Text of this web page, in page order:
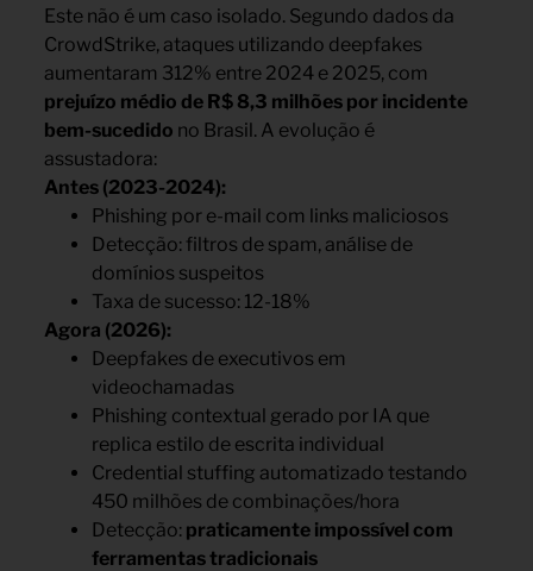
Este não é um caso isolado. Segundo dados da
CrowdStrike, ataques utilizando deepfakes
aumentaram 312% entre 2024 e 2025, com
prejuízo médio de R$ 8,3 milhões por incidente
bem-sucedido no Brasil. A evolução é
assustadora:
Antes (2023-2024):
Phishing por e-mail com links maliciosos
Detecção: filtros de spam, análise de
domínios suspeitos
Taxa de sucesso: 12-18%
Agora (2026):
Deepfakes de executivos em
videochamadas
Phishing contextual gerado por IA que
replica estilo de escrita individual
Credential stuffing automatizado testando
450 milhões de combinações/hora
Detecção: praticamente impossível com
ferramentas tradicionais